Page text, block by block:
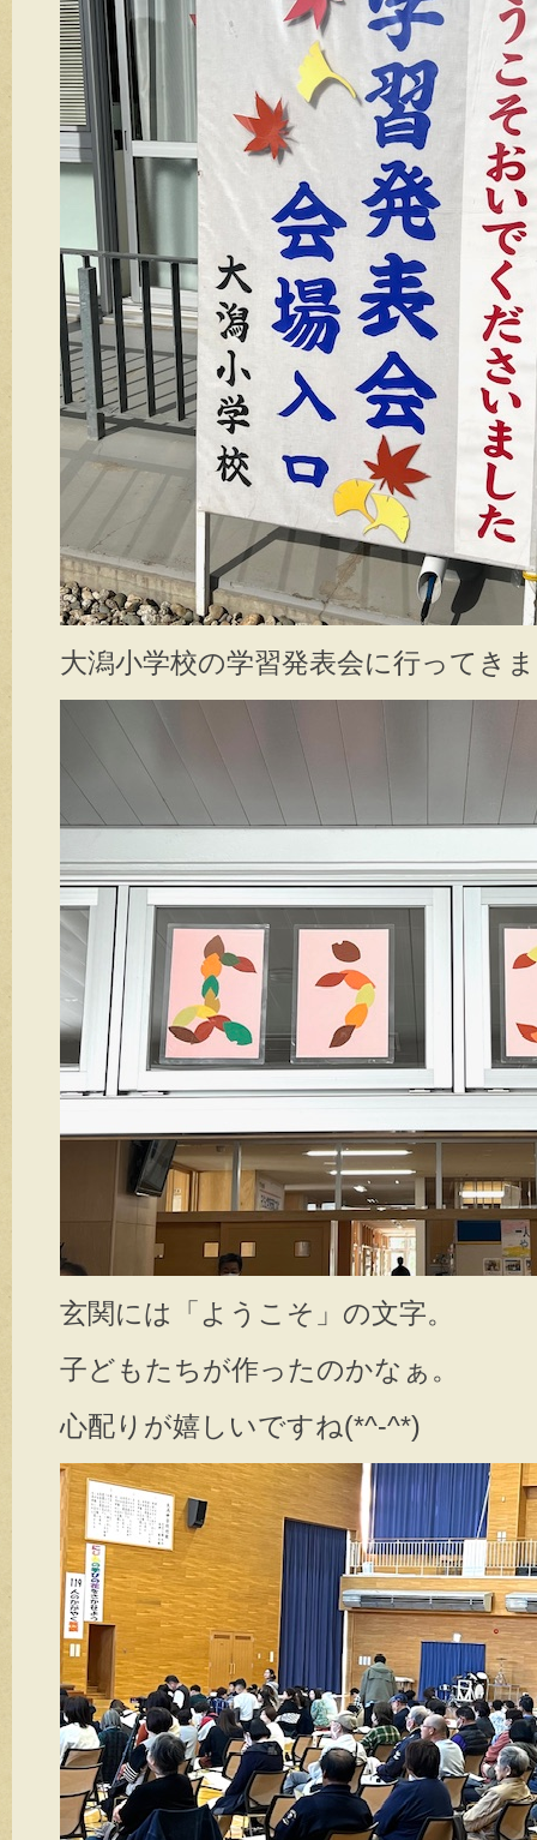
大潟小学校の学習発表会に行ってき
玄関には「ようこそ」の文字。
子どもたちが作ったのかなぁ。
心配りが嬉しいですね(*^-^*)